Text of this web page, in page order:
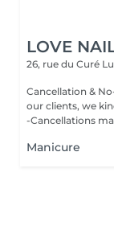
LOVE
26, rue du Curé
Cancellation &
our clients, we
-Cancellations
Manicure